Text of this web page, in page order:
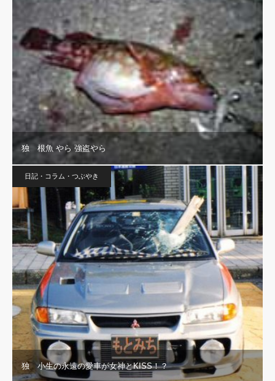
独 根魚 やら 強盗やら
日記・コラム・つぶやき
独 小生の永遠の愛車が女神とKISS！？